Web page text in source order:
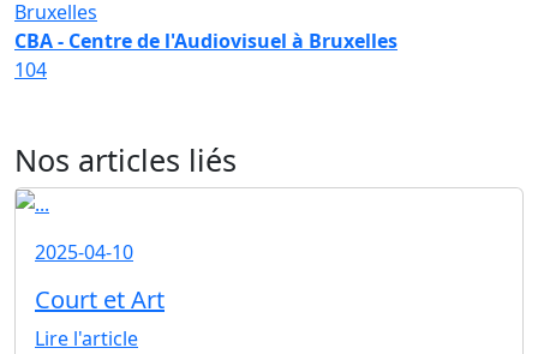
CBA - Centre de l'Audiovisuel à Bruxelles
104
Nos articles liés
2025-04-10
Court et Art
Lire l'article